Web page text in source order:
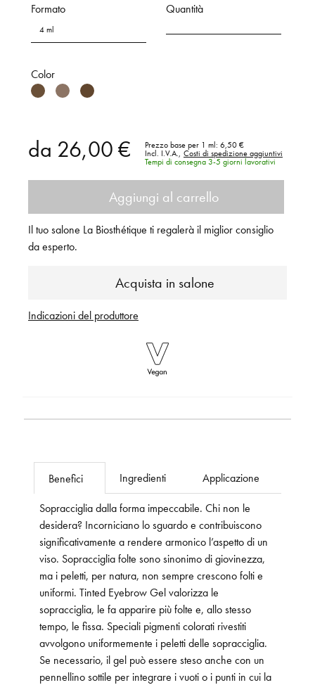
Formato
4 ml
Quantità
Color
da 26,00 € Prezzo base per 1 ml: 6,50 €
Incl. I.V.A., Costi di spedizione aggiuntivi
Tempi di consegna 3-5 giorni lavorativi
Aggiungi al carrello
Acquista in salone
Il tuo salone La Biosthétique ti regalerà il miglior consiglio
da esperto.
Indicazioni del produttore
Benefici Ingredienti Applicazione
Sopracciglia dalla forma impeccabile. Chi non le
desidera? Incorniciano lo sguardo e contribuiscono
significativamente a rendere armonico l’aspetto di un
viso. Sopracciglia folte sono sinonimo di giovinezza,
ma i peletti, per natura, non sempre crescono folti e
uniformi. Tinted Eyebrow Gel valorizza le
sopracciglia, le fa apparire più folte e, allo stesso
tempo, le fissa. Speciali pigmenti colorati rivestiti
avvolgono uniformemente i peletti delle sopracciglia.
Se necessario, il gel può essere steso anche con un
pennellino sottile per integrare i vuoti o i punti in cui la